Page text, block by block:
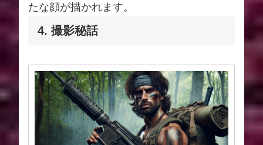
たな顔が描かれます。
4. 撮影秘話